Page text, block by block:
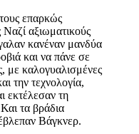
επαρκώς
αξιωματικούς
κανέναν μανδύα
και να πάνε σε
με καλογυαλισμένες
την τεχνολογία,
εκτέλεσαν τη
τα βράδια
Βάγκνερ.